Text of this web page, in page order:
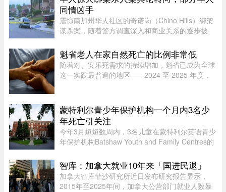
的天气穿着皮衣外套配长裙 ...
同情凶手
震惊南加州华人社区的奇诺岗（Chino Hills）绑架
谋杀案，随着警方调查深入和商业关系的逐步披
中的舆论风向开始出现微妙变化。部分华人社区成
员开始对已遭警方击毙的 ...
魁省老人在家自然死亡的比例非常低
随着对、安乐死需求的持续增加，魁省已成为全球
这一实践最普遍的地区——2024 至 2025 年度，
尊严离世这方面，魁省的表现 ...
蒙特利尔青少年保护机构一个月内3名少
年死亡引关注
今年3月短短数周内，3名儿童在蒙特利尔英语青少
年保护机构Batshaw Youth and Family Centres的
这3起未成年人死亡事件，并表示目前全部仍在调
查之中。 ...
智库：加拿大就业10年来「国进民退」
加拿大智库菲沙研究所近日发布研究报告显示，
2015年至2025年间，加拿大公营部门就业人数暴